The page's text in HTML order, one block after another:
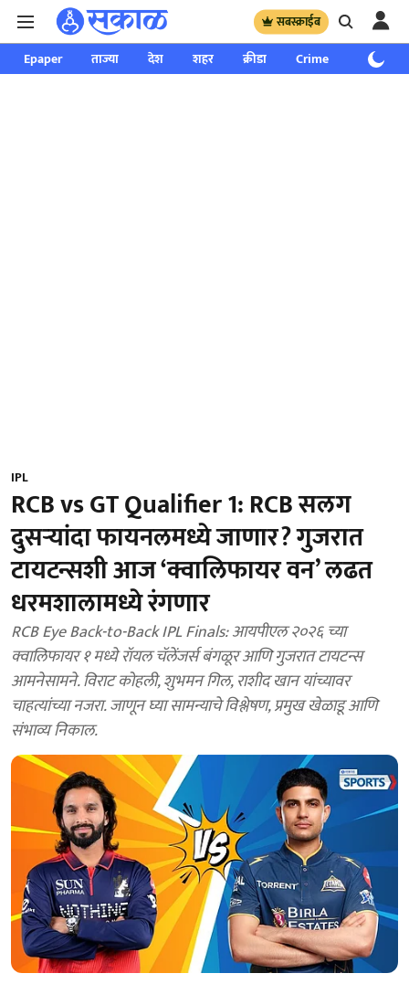
सबस्क्राईब
Epaper ताज्या देश शहर क्रीडा Crime साप्ताहिक
IPL
RCB vs GT Qualifier 1: RCB सलग
दुसऱ्यांदा फायनलमध्ये जाणार? गुजरात
टायटन्सशी आज ‘क्वालिफायर वन’ लढत
धरमशालामध्ये रंगणार
RCB Eye Back-to-Back IPL Finals: आयपीएल २०२६ च्या
क्वालिफायर १ मध्ये रॉयल चॅलेंजर्स बंगळूर आणि गुजरात टायटन्स
आमनेसामने. विराट कोहली, शुभमन गिल, राशीद खान यांच्यावर
चाहत्यांच्या नजरा. जाणून घ्या सामन्याचे विश्लेषण, प्रमुख खेळाडू आणि
संभाव्य निकाल.